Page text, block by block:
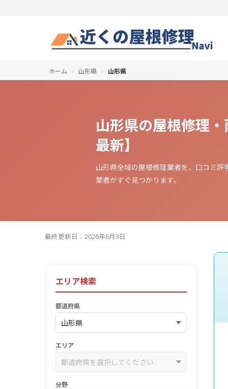
ホーム › 山形県 › 山形県
山形県の屋根修理
最新】
山形県全域の屋根修理業者を、口コミ
業者がすぐ見つかります。
最終更新日：2026年6月3日
エリア検索
都道府県
エリア
分野